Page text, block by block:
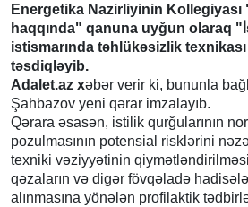
Energetika Nazirliyinin Kollegiyası
haqqında" qanuna uyğun olaraq
istismarında təhlükəsizlik texnikası
təsdiqləyib.
Adalet.az xəbər verir ki, bununla
Şahbazov yeni qərar imzalayıb.
Qərara əsasən, istilik qurğularının
pozulmasının potensial risklərini
texniki vəziyyətinin
qəzaların və digər fövqəladə
alınmasına yönələn profilaktik